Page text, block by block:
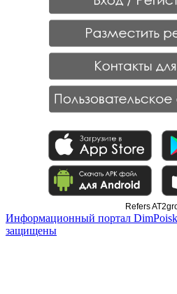
Refers
Информационный портал
защищены